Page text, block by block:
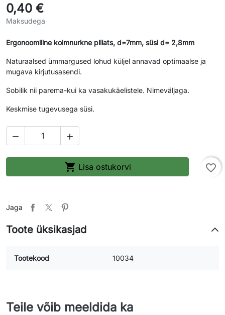
0,40 €
Maksudega
Ergonoomiline kolmnurkne pliiats, d=7mm, süsi d= 2,8mm
Naturaalsed ümmargused lohud küljel annavad optimaalse ja
mugava kirjutusasendi.
Sobilik nii parema-kui ka vasakukäelistele. Nimeväljaga.
Keskmise tugevusega süsi.
 
 Lisa ostukorvi favorite_border
Jaga
Toote üksikasjad
Tootekood 10034
Teile võib meeldida ka